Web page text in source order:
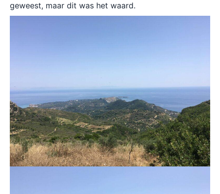
geweest, maar dit was het waard.